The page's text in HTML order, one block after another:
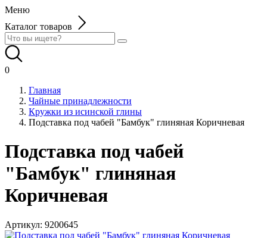
Меню
Каталог товаров
0
Главная
Чайные принадлежности
Кружки из исинской глины
Подставка под чабей "Бамбук" глиняная Коричневая
Подставка под чабей
"Бамбук" глиняная
Коричневая
Артикул: 9200645